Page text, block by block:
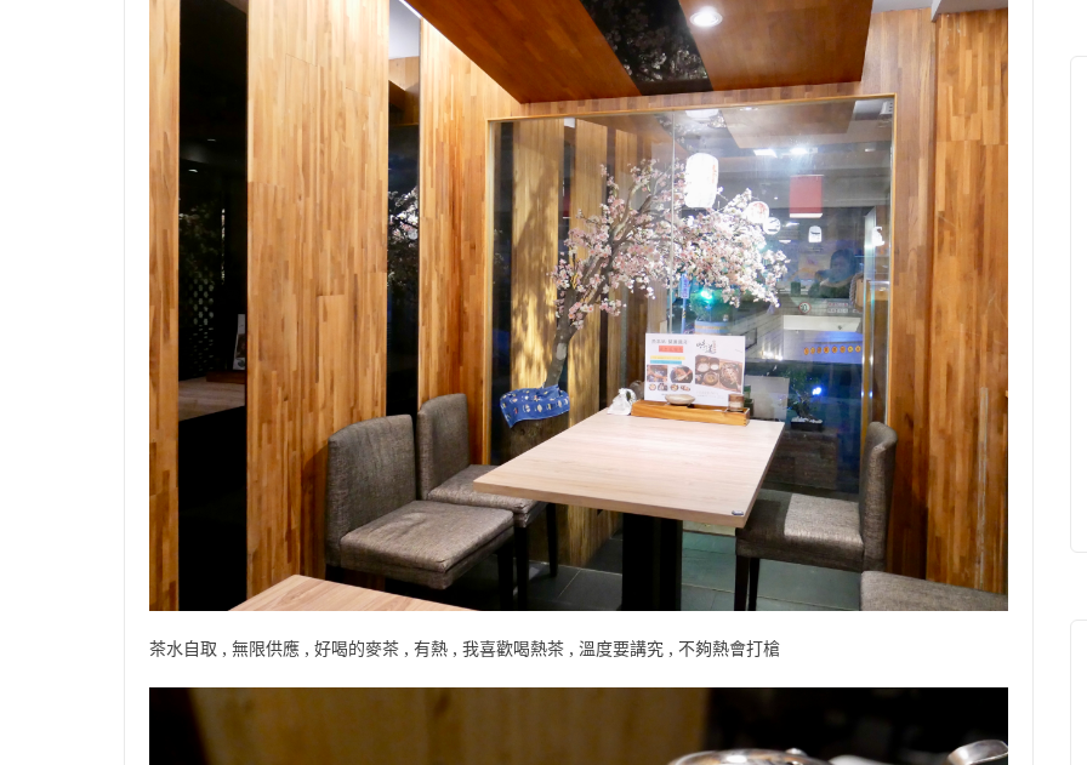
茶水自取 , 無限供應 , 好喝的麥茶 , 有熱 , 我喜歡喝熱茶 , 溫度要講究 , 不夠熱會打槍